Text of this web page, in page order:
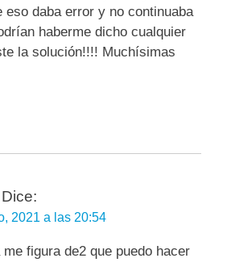
eso daba error y no continuaba
haberme dicho cualquier
la solución!!!! Muchísimas
Dice:
2021 a las 20:54
figura de2 que puedo hacer